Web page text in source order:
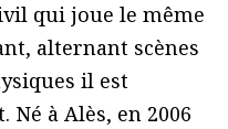
qui joue le même
alternant scènes
il est
Né à Alès, en 2006